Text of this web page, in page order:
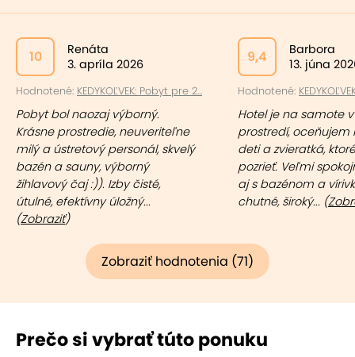
10
Renáta
3. apríla 2026
Hodnotené: KEDYKOĽVEK: Pobyt pre 2...
Pobyt bol naozaj výborný.
Krásne prostredie, neuveriteľne
milý a ústretový personál, skvelý
bazén a sauny, výborný
žihlavový čaj :)). Izby čisté,
útulné, efektívny úložný...
(Zobraziť)
9,4
Barbora
13. júna
Hodnotené:
Hotel je na samote
prostredí, oceňujem
deti a zvieratká,
pozrieť. Veľmi
aj s bazénom a
chutné, široký... (
Zobraziť hodnotenia (71)
Prečo si vybrať túto ponuku